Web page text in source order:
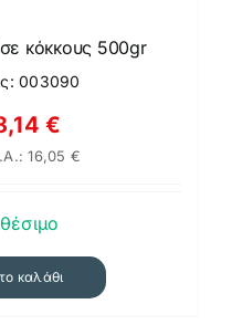
κόκκους 500gr
003090
€.
€
τρέχουσα
18,14 €.
16,05 €
καλάθι